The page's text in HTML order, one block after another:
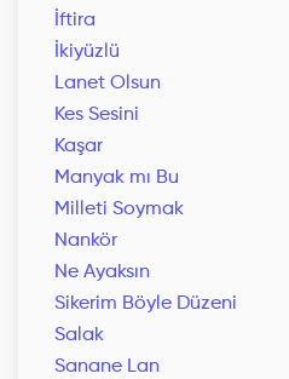
İftira
İkiyüzlü
Lanet Olsun
Kes Sesini
Kaşar
Manyak mı Bu
Milleti Soymak
Nankör
Ne Ayaksın
Sikerim Böyle Düzeni
Salak
Sanane Lan